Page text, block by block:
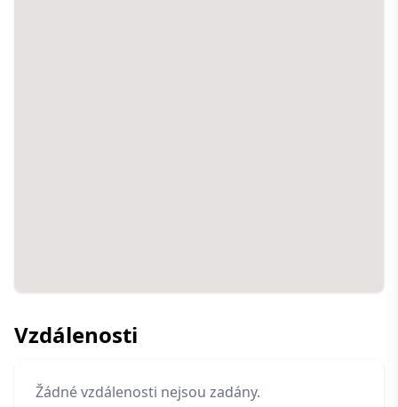
Vzdálenosti
Žádné vzdálenosti nejsou zadány.